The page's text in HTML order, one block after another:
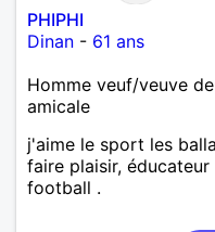
PHIPHI
Dinan - 61 ans
Homme veuf/veuve
amicale
j'aime le sport les
faire plaisir,
football .